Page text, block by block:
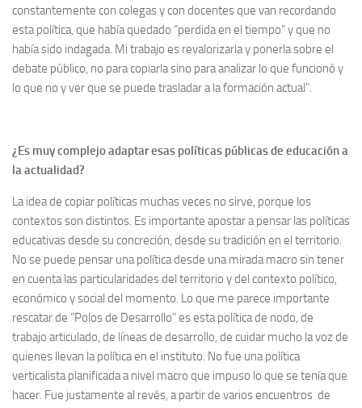
constantemente con colegas y con docentes que van recordando
esta política, que había quedado “perdida en el tiempo” y que no
había sido indagada. Mi trabajo es revalorizarla y ponerla sobre el
debate público, no para copiarla sino para analizar lo que funcionó y
lo que no y ver que se puede trasladar a la formación actual”.
¿Es muy complejo adaptar esas políticas públicas de educación a
la actualidad?
La idea de copiar políticas muchas veces no sirve, porque los
contextos son distintos. Es importante apostar a pensar las políticas
educativas desde su concreción, desde su tradición en el territorio.
No se puede pensar una política desde una mirada macro sin tener
en cuenta las particularidades del territorio y del contexto político,
económico y social del momento. Lo que me parece importante
rescatar de “Polos de Desarrollo” es esta política de nodo, de
trabajo articulado, de líneas de desarrollo, de cuidar mucho la voz de
quienes llevan la política en el instituto. No fue una política
verticalista planificada a nivel macro que impuso lo que se tenía que
hacer. Fue justamente al revés, a partir de varios encuentros de